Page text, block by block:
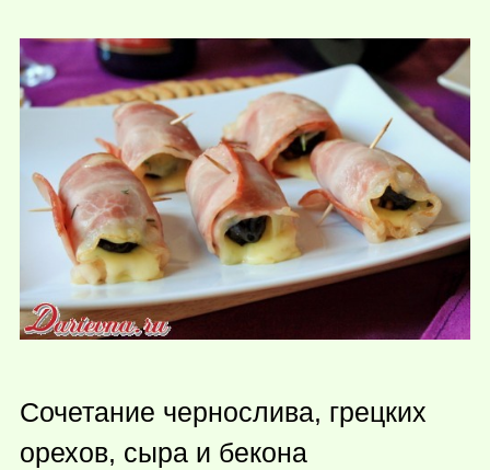
Сочетание чернослива, грецких
орехов, сыра и бекона